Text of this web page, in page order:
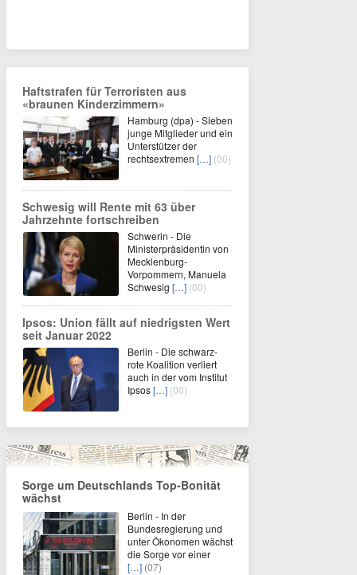
Haftstrafen für Terroristen aus
«braunen Kinderzimmern»
Hamburg (dpa) - Sieben
junge Mitglieder und ein
Unterstützer der
rechtsextremen […] (00)
Schwesig will Rente mit 63 über
Jahrzehnte fortschreiben
Schwerin - Die
Ministerpräsidentin von
Mecklenburg-
Vorpommern, Manuela
Schwesig […] (00)
Ipsos: Union fällt auf niedrigsten Wert
seit Januar 2022
Berlin - Die schwarz-
rote Koalition verliert
auch in der vom Institut
Ipsos[…] (00)
Sorge um Deutschlands Top-Bonität
wächst
Berlin - In der
Bundesregierung und
unter Ökonomen wächst
die Sorge vor einer
[…] (07)